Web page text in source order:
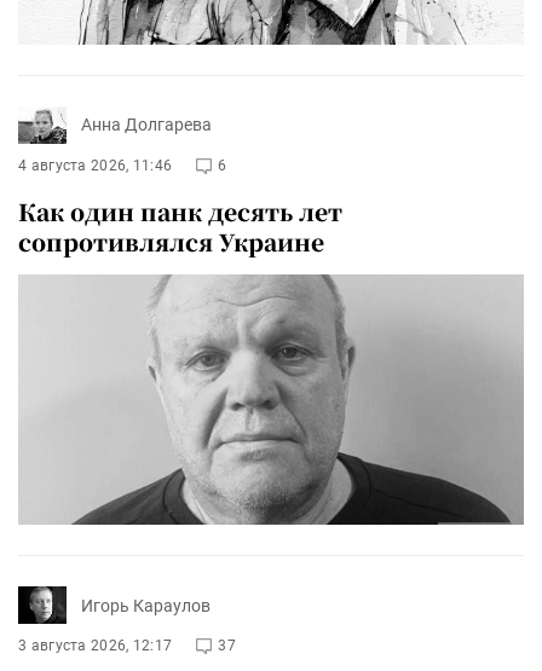
Анна Долгарева
4 августа 2026, 11:46 6
Как один панк десять лет
сопротивлялся Украине
Игорь Караулов
3 августа 2026, 12:17 37